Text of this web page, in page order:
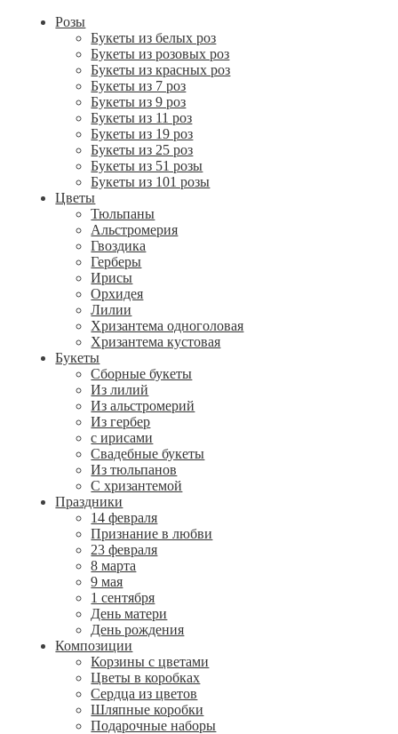
Розы
Букеты из белых роз
Букеты из розовых роз
Букеты из красных роз
Букеты из 7 роз
Букеты из 9 роз
Букеты из 11 роз
Букеты из 19 роз
Букеты из 25 роз
Букеты из 51 розы
Букеты из 101 розы
Цветы
Тюльпаны
Альстромерия
Гвоздика
Герберы
Ирисы
Орхидея
Лилии
Хризантема одноголовая
Хризантема кустовая
Букеты
Сборные букеты
Из лилий
Из альстромерий
Из гербер
с ирисами
Свадебные букеты
Из тюльпанов
С хризантемой
Праздники
14 февраля
Признание в любви
23 февраля
8 марта
9 мая
1 сентября
День матери
День рождения
Композиции
Корзины с цветами
Цветы в коробках
Сердца из цветов
Шляпные коробки
Подарочные наборы